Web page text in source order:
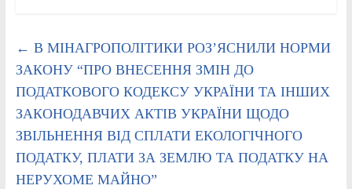
← В МІНАГРОПОЛІТИКИ РОЗ’ЯСНИЛИ НОРМИ
ЗАКОНУ “ПРО ВНЕСЕННЯ ЗМІН ДО
ПОДАТКОВОГО КОДЕКСУ УКРАЇНИ ТА ІНШИХ
ЗАКОНОДАВЧИХ АКТІВ УКРАЇНИ ЩОДО
ЗВІЛЬНЕННЯ ВІД СПЛАТИ ЕКОЛОГІЧНОГО
ПОДАТКУ, ПЛАТИ ЗА ЗЕМЛЮ ТА ПОДАТКУ НА
НЕРУХОМЕ МАЙНО”